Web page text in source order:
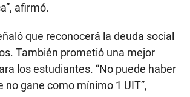
afirmó.
que reconocerá la deuda social
También prometió una mejor
los estudiantes. “No puede haber
no gane como mínimo 1 UIT”,